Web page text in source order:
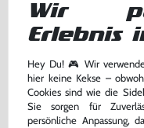
Wir
Erlebnis
Hey Du! 🎮 Wir
hier keine Kekse –
Cookies sind wie die
Sie sorgen für
persönliche Anpassung,